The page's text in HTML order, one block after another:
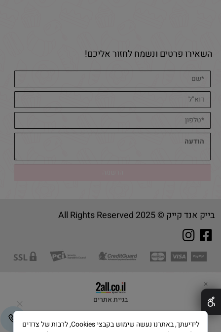
השאירו פרטים ונשמח לחזור אליכם!
בייק אנד קייק © 2025 All Rights Reserved
בניית אתרים
✕
לידיעתך, באתרנו נעשה שימוש בקבצי Cookies, לרבות של צדדים